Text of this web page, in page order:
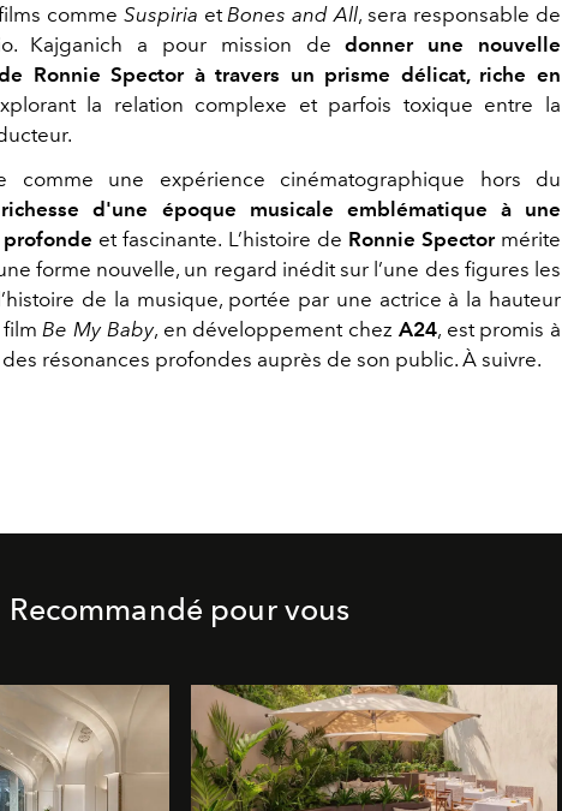
comme Suspiria et Bones and All, sera responsable de
Kajganich a pour mission dedonner une nouvelle
Ronnie Spector à travers un prisme délicat, riche en
la relation complexe et parfois toxique entre la
comme une expérience cinématographique hors du
d'une époque musicale emblématique à une
et fascinante. L’histoire de Ronnie Spectormérite
forme nouvelle, un regard inédit sur l’une des figures les
de la musique, portée par une actrice à la hauteur
film Be My Baby, en développement chez A24, est promis à
résonances profondes auprès de son public. À suivre.
Recommandé pour vous